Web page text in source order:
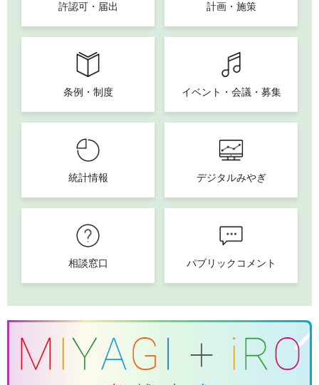
許認可・届出 計画・施策
条例・制度 イベント・会議・募集
統計情報 デジタルみやぎ
相談窓口 パブリックコメント